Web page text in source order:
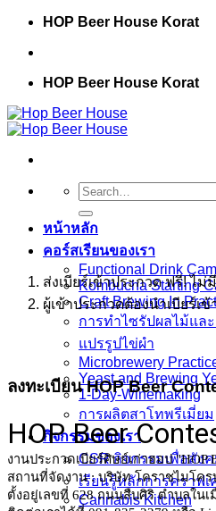
Skip
content
HOP Beer House Korat
HOP Beer House Korat
Search
for:
หน้าหลัก
คอร์สเรียนของเรา
Functional Drink
Kombucha Starting
Craft Brewing In
การทำไซรัปผลไม้แล
แปรรูปไข่ผำ
Microbrewery
Yeast and Brewing
1-Day-Winemaking
การผลิตสาโทพรีเมี่ยม
กิจกรรมของเรา
CSR กิจกรรมเพื่อสัง
เรียนรู้หลักการคราฟเ
Cannabis Kitchen
ส่งเบียร์เข้าประกวด ฟรี! ไ
ผู้เข้าประกวดต้องนำเบียร์เ
ลงทะเบียน HOP Beer